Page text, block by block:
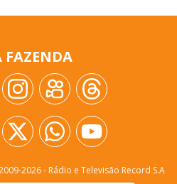
FAZENDA
2026- Rádio e Televisão Record S.A